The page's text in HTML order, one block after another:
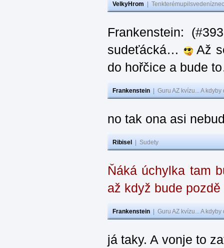
VelkyHrom
Frankenstein:
sudeťácká…
Až
do hořčice a bude
Frankenstein Guru AZ kvízu... A
no tak ona asi
Ribisel Sudety
Ňáká úchylka tam
až když bude pozdě
Frankenstein Guru AZ kvízu... A
já taky. A vonje to